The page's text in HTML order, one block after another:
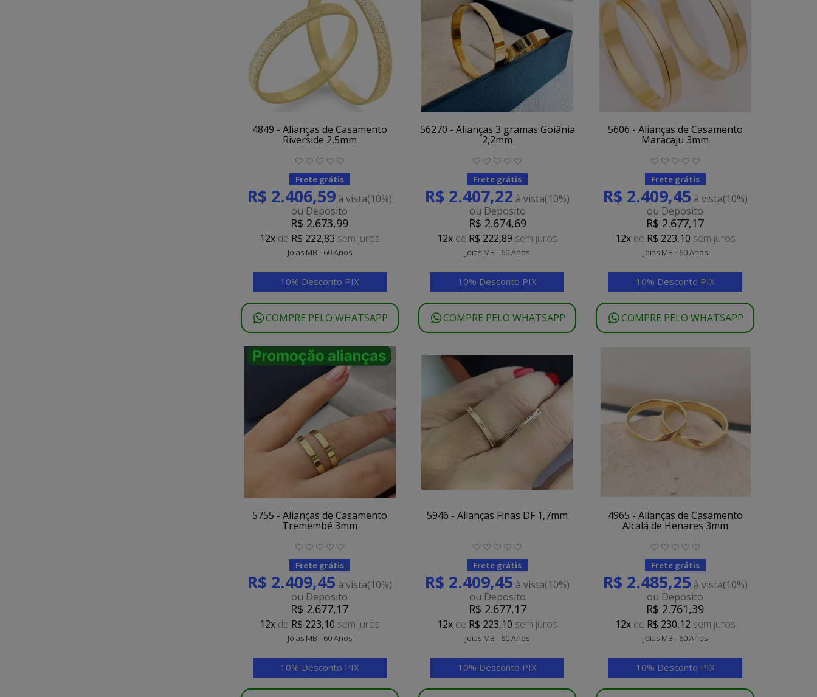
4849 - Alianças de Casamento
Riverside 2,5mm
Frete grátis
R$ 2.406,59à vista(10%)
ou Deposito
R$ 2.673,99
12x de R$ 222,83 sem juros
Joias MB - 60 Anos
10% Desconto PIX
COMPRE PELO WHATSAPP
56270 - Alianças 3 gramas Goiânia
2,2mm
Frete grátis
R$ 2.407,22 à vista(10%)
ou Deposito
R$ 2.674,69
12x de R$ 222,89 sem juros
Joias MB - 60 Anos
10% Desconto PIX
COMPRE PELO WHATSAPP
5606 - Alianças de Casamento
Maracaju 3mm
Frete grátis
R$ 2.409,45 à vista(10%)
ou Deposito
R$ 2.677,17
12x de R$ 223,10 sem juros
Joias MB - 60 Anos
10% Desconto PIX
COMPRE PELO WHATSAPP
5755 - Alianças de Casamento
Tremembé 3mm
Frete grátis
R$ 2.409,45 à vista(10%)
ou Deposito
R$ 2.677,17
12x de R$ 223,10 sem juros
Joias MB - 60 Anos
10% Desconto PIX
5946 - Alianças Finas DF 1,7mm
Frete grátis
R$ 2.409,45 à vista(10%)
ou Deposito
R$ 2.677,17
12x de R$ 223,10 sem juros
Joias MB - 60 Anos
10% Desconto PIX
4965 - Alianças de Casamento
Alcalá de Henares 3mm
Frete grátis
R$ 2.485,25 à vista(10%)
ou Deposito
R$ 2.761,39
12x de R$ 230,12 sem juros
Joias MB - 60 Anos
10% Desconto PIX